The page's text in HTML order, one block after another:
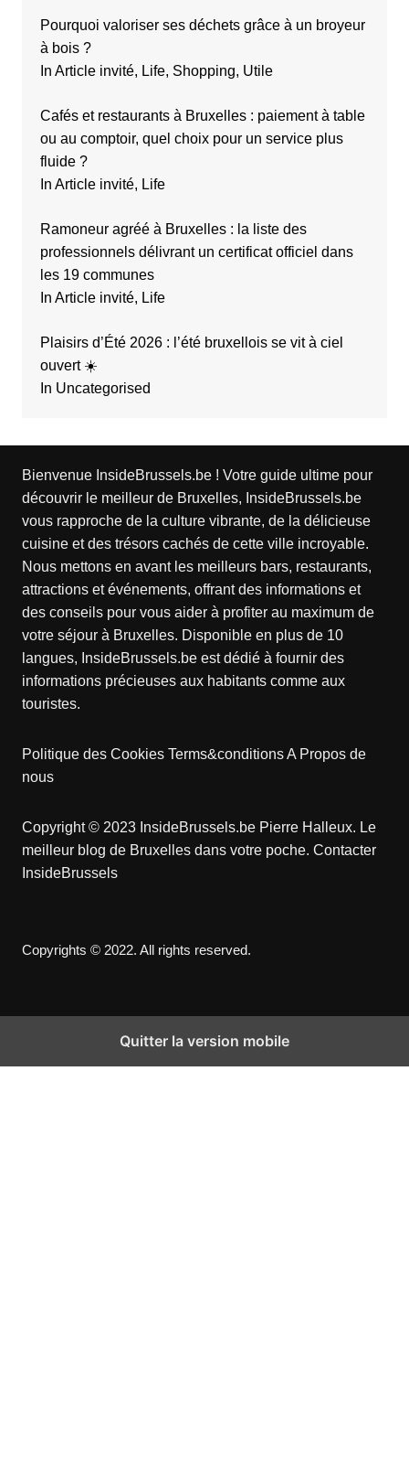
Pourquoi valoriser ses déchets grâce à un broyeur
à bois ?
In Article invité, Life, Shopping, Utile
Cafés et restaurants à Bruxelles : paiement à table
ou au comptoir, quel choix pour un service plus
fluide ?
In Article invité, Life
Ramoneur agréé à Bruxelles : la liste des
professionnels délivrant un certificat officiel dans
les 19 communes
In Article invité, Life
Plaisirs d’Été 2026 : l’été bruxellois se vit à ciel
ouvert ☀️
In Uncategorised
Bienvenue InsideBrussels.be ! Votre guide ultime pour
découvrir le meilleur de Bruxelles, InsideBrussels.be
vous rapproche de la culture vibrante, de la délicieuse
cuisine et des trésors cachés de cette ville incroyable.
Nous mettons en avant les meilleurs bars, restaurants,
attractions et événements, offrant des informations et
des conseils pour vous aider à profiter au maximum de
votre séjour à Bruxelles. Disponible en plus de 10
langues, InsideBrussels.be est dédié à fournir des
informations précieuses aux habitants comme aux
touristes.
Politique des Cookies Terms&conditionsA Propos de
nous
Copyright © 2023 InsideBrussels.be Pierre Halleux. Le
meilleur blog de Bruxelles dans votre poche. Contacter
InsideBrussels
Copyrights © 2022. All rights reserved.
Quitter la version mobile